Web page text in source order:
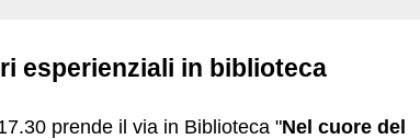
esperienziali in biblioteca
prende il via in Biblioteca "Nel cuore del